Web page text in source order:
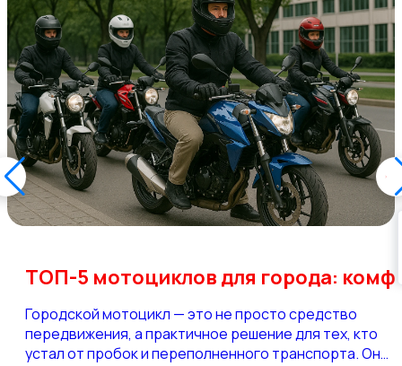
Городской мотоцикл — это не просто средство
передвижения, а практичное решение для тех, кто
устал от пробок и переполненного транспорта. Он